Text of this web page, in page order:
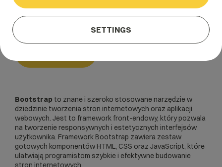
Bootstrap
Bootstrap to znane i szeroko stosowane narzędzie w
dziedzinie tworzenia stron internetowych oraz aplikacji
webowych. Jest to framework front-endowy, który pozwala
na tworzenie responsywnych i estetycznych interfejsów
użytkownika. Framework Bootstrap zawiera zestaw
gotowych komponentów HTML, CSS oraz JavaScript, które
ułatwiają programistom szybkie i efektywne budowanie
stron internetowych.
SETTINGS